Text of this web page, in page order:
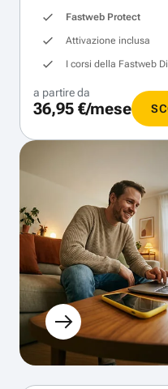
Fastweb Protect
Attivazione inclusa
I corsi della Fastweb
a partire da
36,95 €/mese